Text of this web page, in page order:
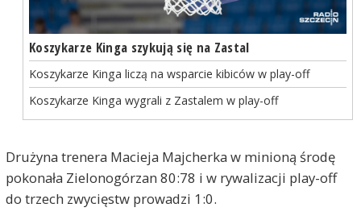
Koszykarze Kinga szykują się na Zastal
Koszykarze Kinga liczą na wsparcie kibiców w play-off
Koszykarze Kinga wygrali z Zastalem w play-off
Drużyna trenera Macieja Majcherka w minioną środę
pokonała Zielonogórzan 80:78 i w rywalizacji play-off
do trzech zwycięstw prowadzi 1:0.